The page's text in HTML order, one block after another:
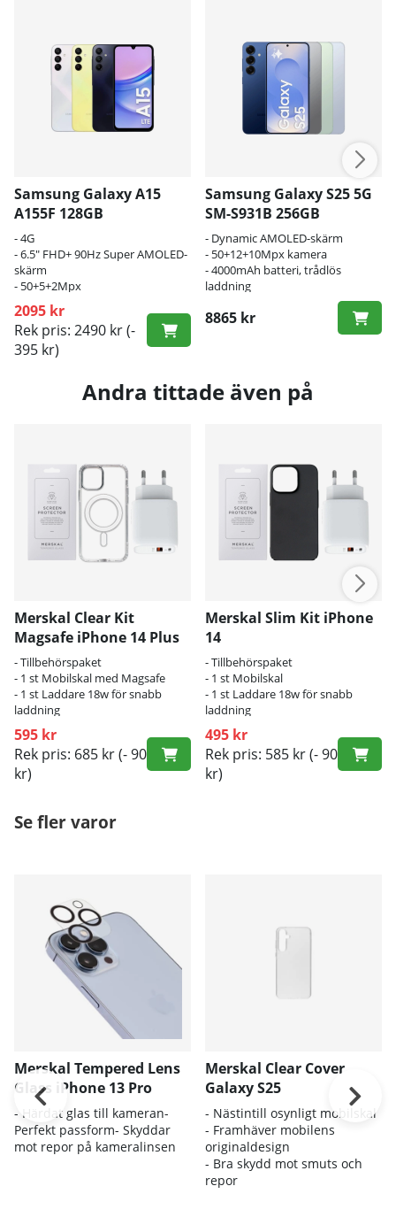
Samsung Galaxy A15
A155F 128GB
- 4G
- 6.5" FHD+ 90Hz Super AMOLED-
skärm
- 50+5+2Mpx
trippelkamerauppsättning
2095 kr
Rek pris: 2490 kr(-
395 kr)
Samsung Galaxy S25 5G
SM-S931B 256GB
- Dynamic AMOLED-skärm
- 50+12+10Mpx kamera
- 4000mAh batteri, trådlös
laddning
8865 kr
Andra tittade även på
Merskal Clear Kit
Magsafe iPhone 14 Plus
- Tillbehörspaket
- 1 st Mobilskal med Magsafe
- 1 st Laddare 18w för snabb
laddning
595 kr
Rek pris: 685 kr(- 90
kr)
Merskal Slim Kit iPhone
14
- Tillbehörspaket
- 1 st Mobilskal
- 1 st Laddare 18w för snabb
laddning
495 kr
Rek pris: 585 kr(- 90
kr)
Se fler varor
Merskal Tempered Lens
Glass iPhone 13 Pro
- Härdat glas till kameran-
Perfekt passform- Skyddar
mot repor på kameralinsen
Merskal Clear Cover
Galaxy S25
- Nästintill osynligt mobilskal
- Framhäver mobilens
originaldesign
- Bra skydd mot smuts och
repor